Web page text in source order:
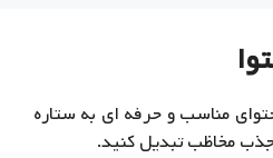
مناسب و حرفه ای به ستاره
مخاظب تبدیل کنید.